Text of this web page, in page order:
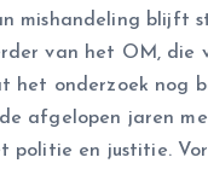
mishandeling blijft
van het OM, die
het onderzoek nog
afgelopen jaren
politie en justitie.